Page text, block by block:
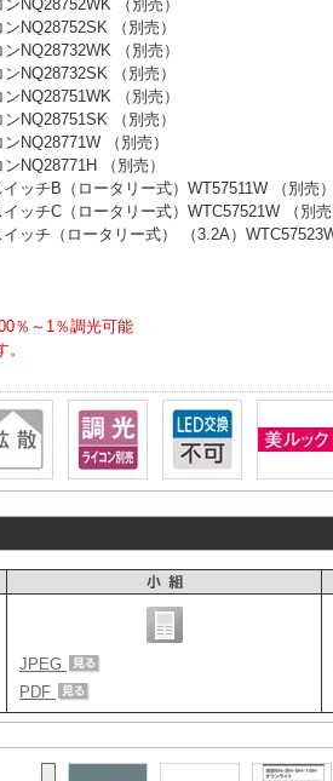
NQ28752WK （別売）
NQ28752SK （別売）
NQ28732WK （別売）
NQ28732SK （別売）
NQ28751WK （別売）
NQ28751SK （別売）
NQ28771W （別売）
NQ28771H （別売）
ッチB（ロータリー式）WT57511W （別売）
ッチC（ロータリー式）WTC57521W （別売
ッチ（ロータリー式） （3.2A）
％～1％調光可能
JPEG
PDF